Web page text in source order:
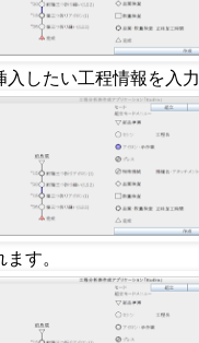
したい工程情報を入力
す。